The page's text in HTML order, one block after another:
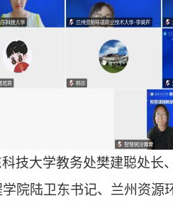
技大学教务处樊建聪处长
院陆卫东书记、兰州资